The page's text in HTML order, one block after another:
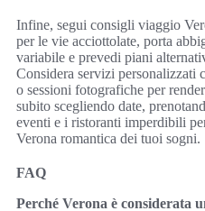
Infine, segui consigli viaggio
per le vie acciottolate, porta
variabile e prevedi piani
Considera servizi personalizzati
o sessioni fotografiche per
subito scegliendo date,
eventi e i ristoranti imperdibili
Verona romantica dei tuoi sogni.
FAQ
Perché Verona è considerata